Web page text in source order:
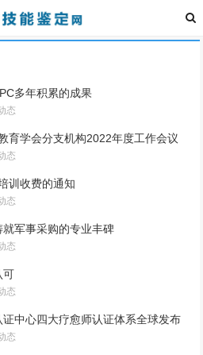
多年积累的成果
态
育学会分支机构2022年度工作会议
态
训收费的通知
态
军事采购的专业丰碑
态
可
态
中心四大疗愈师认证体系全球发布
态